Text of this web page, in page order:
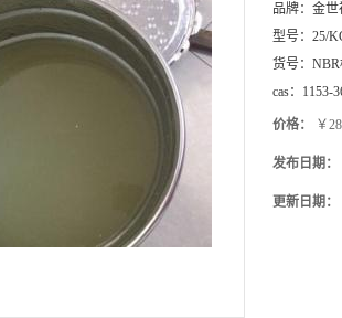
品牌： 金世
型号： 25/
货号：
cas： 1153-
价格： ￥
发布日期：
更新日期：